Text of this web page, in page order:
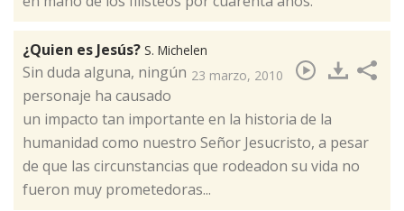
¿Quien es Jesús? S. Michelen
23 marzo, 2010
​Sin duda alguna, ningún
personaje ha causado
un impacto tan importante en la historia de la
humanidad como nuestro Señor Jesucristo, a pesar
de que las circunstancias que rodeadon su vida no
fueron muy prometedoras...